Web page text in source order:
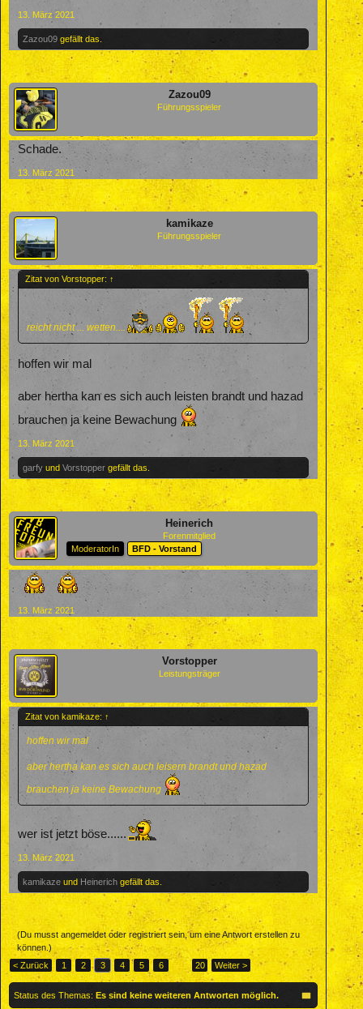
13. März 2021
Zazou09 gefällt das.
Zazou09
Führungsspieler
Schade.
13. März 2021
kamikaze
Führungsspieler
Zitat von Vorstopper: ↑
reicht nicht ... wetten....
hoffen wir mal
aber hertha kan es sich auch leisten brandt und hazad
brauchen ja keine Bewachung
13. März 2021
garfy und Vorstopper gefällt das.
Heinerich
Forenmitglied
ModeratorIn
BFD - Vorstand
13. März 2021
Vorstopper
Leistungsträger
Zitat von kamikaze: ↑
hoffen wir mal
aber hertha kan es sich auch leisern brandt und hazad
brauchen ja keine Bewachung
wer ist jetzt böse......
13. März 2021
kamikaze und Heinerich gefällt das.
(Du musst angemeldet oder registriert sein, um eine Antwort erstellen zu
können.)
< Zurück
1 2 3 4 5 6 → 20 Weiter >
Status des Themas: Es sind keine weiteren Antworten möglich.